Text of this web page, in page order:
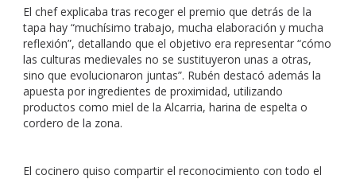
El chef explicaba tras recoger el premio que detrás de la
tapa hay “muchísimo trabajo, mucha elaboración y mucha
reflexión”, detallando que el objetivo era representar “cómo
las culturas medievales no se sustituyeron unas a otras,
sino que evolucionaron juntas”. Rubén destacó además la
apuesta por ingredientes de proximidad, utilizando
productos como miel de la Alcarria, harina de espelta o
cordero de la zona.
El cocinero quiso compartir el reconocimiento con todo el